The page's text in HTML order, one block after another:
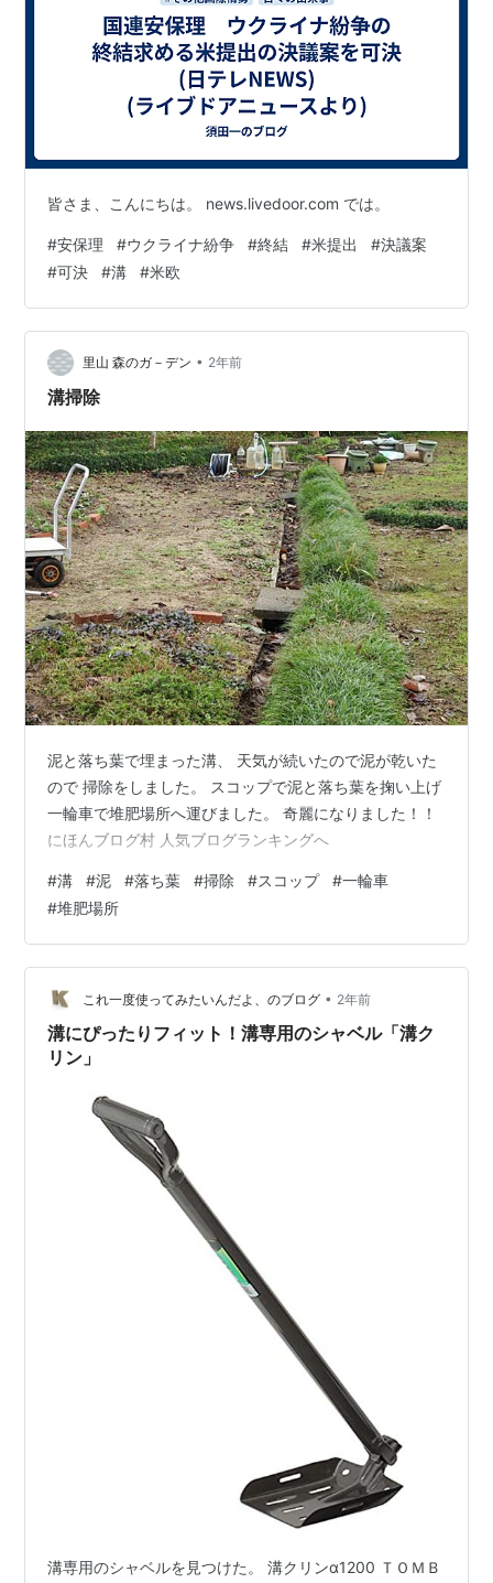
皆さま、こんにちは。 news.livedoor.com では。
#安保理 #ウクライナ紛争 #終結 #米提出 #決議案
#可決 #溝 #米欧
里山 森のガ－デン • 2年前
溝掃除
泥と落ち葉で埋まった溝、 天気が続いたので泥が乾いた
ので 掃除をしました。 スコップで泥と落ち葉を掬い上げ
一輪車で堆肥場所へ運びました。 奇麗になりました！！
にほんブログ村 人気ブログランキングへ
#溝 #泥 #落ち葉 #掃除 #スコップ #一輪車
#堆肥場所
これ一度使ってみたいんだよ、のブログ • 2年前
溝にぴったりフィット！溝専用のシャベル「溝ク
リン」
溝専用のシャベルを見つけた。 溝クリンα1200 ＴＯＭＢ